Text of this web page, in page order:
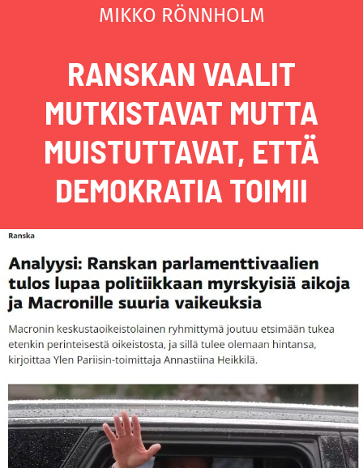
MIKKO RÖNNHOLM
RANSKAN VAALIT
MUTKISTAVAT MUTTA
MUISTUTTAVAT, ETTÄ
DEMOKRATIA TOIMII